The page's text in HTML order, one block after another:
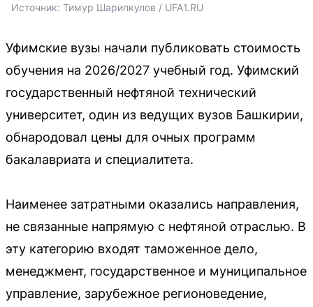
Источник: Тимур Шарипкулов / UFA1.RU
Уфимские вузы начали публиковать стоимость
обучения на 2026/2027 учебный год. Уфимский
государственный нефтяной технический
университет, один из ведущих вузов Башкирии,
обнародовал цены для очных программ
бакалавриата и специалитета.
Наименее затратными оказались направления,
не связанные напрямую с нефтяной отраслью. В
эту категорию входят таможенное дело,
менеджмент, государственное и муниципальное
управление, зарубежное регионоведение,